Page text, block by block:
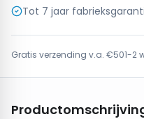
Tot 7 jaar
Gratis verzending v.a. €501-2